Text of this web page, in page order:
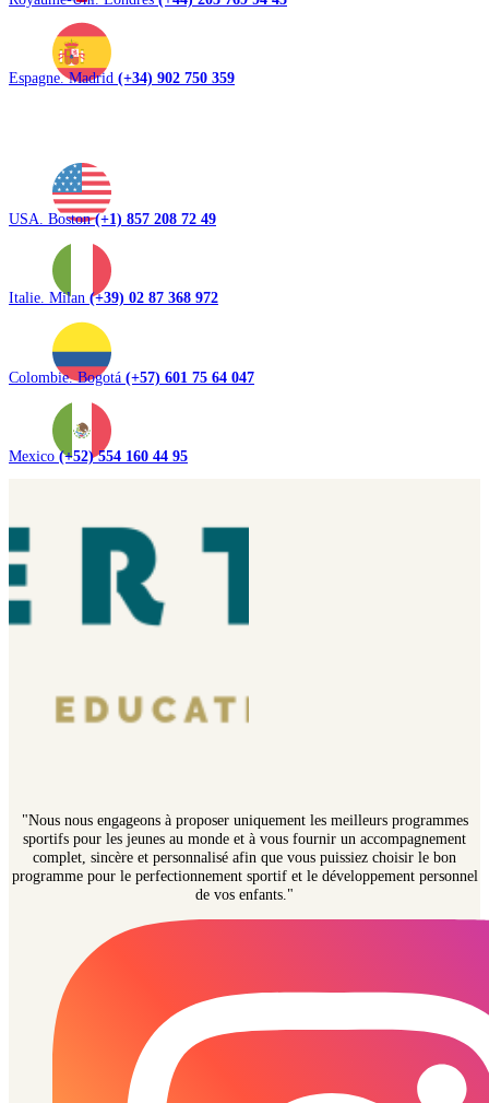
Espagne. Madrid (+34) 902 750 359
USA. Boston(+1) 857 208 72 49
Italie. Milan (+39) 02 87 368 972
Colombie. Bogotá (+57) 601 75 64 047
Mexico (+52) 554 160 44 95
"Nous nous engageons à proposer uniquement les meilleurs programmes
sportifs pour les jeunes au monde et à vous fournir un accompagnement
complet, sincère et personnalisé afin que vous puissiez choisir le bon
programme pour le perfectionnement sportif et le développement personnel
de vos enfants."